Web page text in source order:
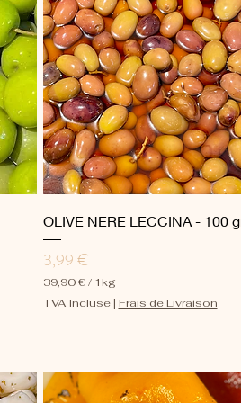
a
r
1
K
i
l
o
g
r
a
m
m
e
Aperçu rapide
OLIVE NERE LECCINA - 100
Prix
3,99 €
39,90 € / 1kg
9
€
p
TVA Incluse| Frais de Livraison